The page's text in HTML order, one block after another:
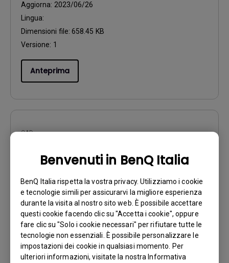
Benvenuti in BenQ Italia
BenQ Italia rispetta la vostra privacy. Utilizziamo i cookie
e tecnologie simili per assicurarvi la migliore esperienza
durante la visita al nostro sito web. È possibile accettare
questi cookie facendo clic su "Accetta i cookie", oppure
fare clic su "Solo i cookie necessari" per rifiutare tutte le
tecnologie non essenziali. È possibile personalizzare le
impostazioni dei cookie in qualsiasi momento. Per
ulteriori informazioni, visitate la nostra Informativa
Aggiorna: 2023/06/26
Lingua:
Dimensioni file: 658.45 KB
Versione: 1
Anteprima
CAD
Lingua:
Dimensioni file:10.72 MB
Anteprima